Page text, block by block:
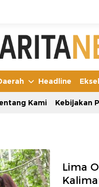
Kebenaran
Headline
Kami Kebijakan
Lima